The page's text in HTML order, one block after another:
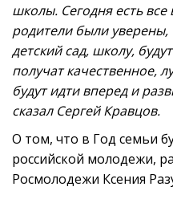
школы. Сегодня есть
родители были уверены,
детский сад, школу,
получат качественное,
будут идти вперед и
сказал Сергей Кравцов.
О том, что в Год семьи
российской молодежи,
Росмолодежи Ксения